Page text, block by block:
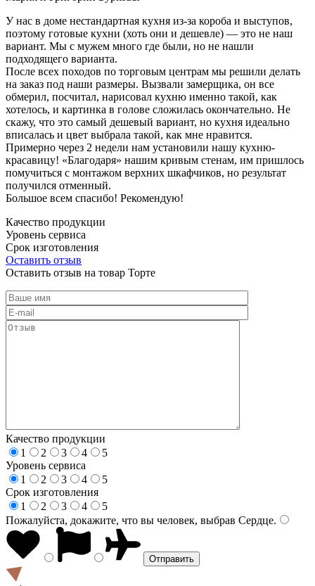
У нас в доме нестандартная кухня из-за короба и выступов,
поэтому готовые кухни (хоть они и дешевле) — это не наш
вариант. Мы с мужем много где были, но не нашли
подходящего варианта.
После всех походов по торговым центрам мы решили делать
на заказ под наши размеры. Вызвали замерщика, он все
обмерил, посчитал, нарисовал кухню именно такой, как
хотелось, и картинка в голове сложилась окончательно. Не
скажу, что это самый дешевый вариант, но кухня идеально
вписалась и цвет выбрала такой, как мне нравится.
Примерно через 2 недели нам установили нашу кухню-
красавицу! «Благодаря» нашим кривым стенам, им пришлось
помучиться с монтажом верхних шкафчиков, но результат
получился отменный.
Большое всем спасибо! Рекомендую!
Качество продукции
Уровень сервиса
Срок изготовления
Оставить отзыв
Оставить отзыв на товар Торте
Качество продукции
1
2 3 4
5
Уровень сервиса
1
2 3 4
5
Срок изготовления
1
2 3 4
5
Пожалуйста, докажите, что вы человек, выбрав Сердце.